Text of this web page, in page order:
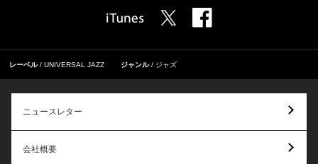
レーベル UNIVERSAL JAZZ ジャンル ジャズ
ニュースレター
会社概要